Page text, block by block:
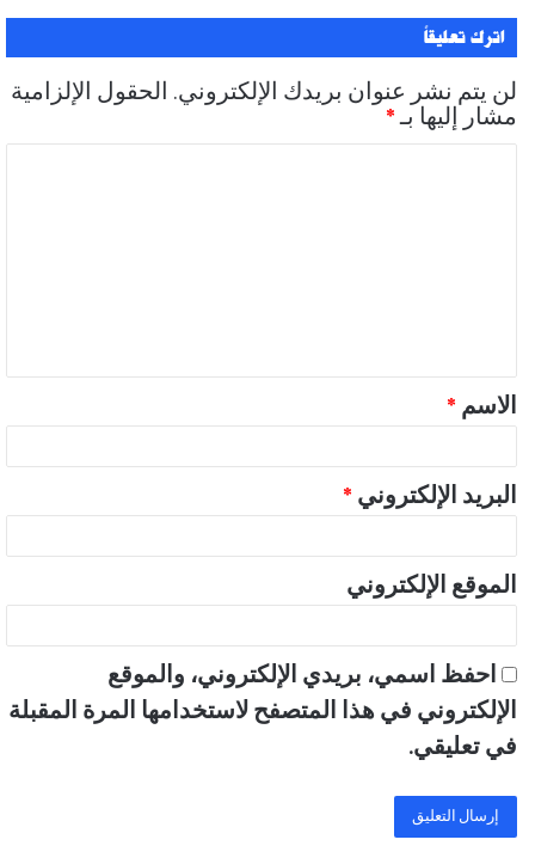
اترك تعليقاً
لن يتم نشر عنوان بريدك الإلكتروني. الحقول الإلزامية
مشار إليها بـ*
ق
*
الاسم *
البريد الإلكتروني *
الموقع الإلكتروني
احفظ اسمي، بريدي الإلكتروني، والموقع
الإلكتروني في هذا المتصفح لاستخدامها المرة المقبلة
في تعليقي.